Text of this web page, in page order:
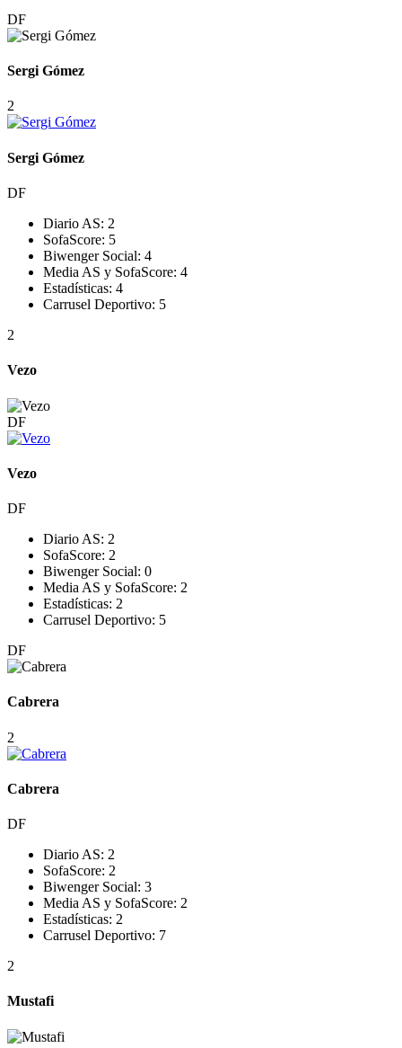
DF
Sergi Gómez
2
Sergi Gómez
DF
Diario AS: 2
SofaScore: 5
Biwenger Social: 4
Media AS y SofaScore: 4
Estadísticas: 4
Carrusel Deportivo: 5
2
Vezo
DF
Vezo
DF
Diario AS: 2
SofaScore: 2
Biwenger Social: 0
Media AS y SofaScore: 2
Estadísticas: 2
Carrusel Deportivo: 5
DF
Cabrera
2
Cabrera
DF
Diario AS: 2
SofaScore: 2
Biwenger Social: 3
Media AS y SofaScore: 2
Estadísticas: 2
Carrusel Deportivo: 7
2
Mustafi